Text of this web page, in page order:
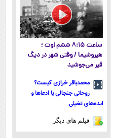
ساعت ۸:۱۵ ششم اوت ؛
هیروشیما / وقتی شهر در دیگ
قیر می‌جوشید
محمدباقر خرازی کیست؟
روحانی جنجالی با ادعاها و
ایده‌های تخیلی
فیلم های دیگر